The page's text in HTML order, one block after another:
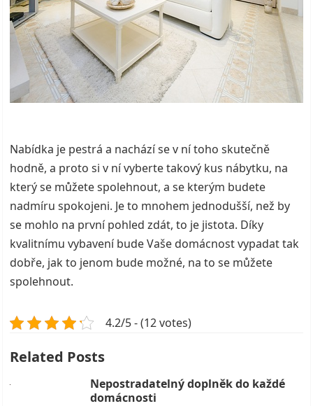
Nabídka je pestrá a nachází se v ní toho skutečně
hodně, a proto si v ní vyberte takový kus nábytku, na
který se můžete spolehnout, a se kterým budete
nadmíru spokojeni. Je to mnohem jednodušší, než by
se mohlo na první pohled zdát, to je jistota. Díky
kvalitnímu vybavení bude Vaše domácnost vypadat tak
dobře, jak to jenom bude možné, na to se můžete
spolehnout.
4.2/5 - (12 votes)
Related Posts
Nepostradatelný doplněk do každé
domácnosti